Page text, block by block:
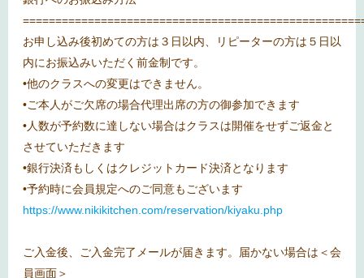
お申し込み後初めての方は３日以内、リピーターの方は５日以
内にお振込みいただく前金制です。
•他のクラスへの変更はできません。
•ご本人がご欠席の場合代理出席の方の御参加できます
•人数が予約数に達しない場合はクラスは開催をせずご返金と
させていただきます
•銀行決済もしくはクレジットカード決済となります
•予約時に会員規定へのご同意もございます
https://www.nikikitchen.com/reservation/kiyaku.php
ご入金後、ご入金完了メールが届きます。届かない場合は＜会
員画面＞